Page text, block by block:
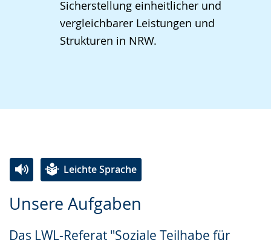
Sicherstellung einheitlicher und
vergleichbarer Leistungen und
Strukturen in NRW.
Unsere Aufgaben
Das LWL-Referat "Soziale Teilhabe für
Leichte Sprache
Leichten
Audio-
Video